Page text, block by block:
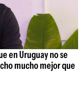
en Uruguay no se
mucho mejor que